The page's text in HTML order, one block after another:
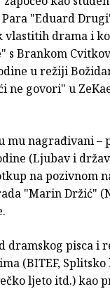
"Eduard
vlastitih drama i
s Brankom
u režiji
ne govori" u
mu nagrađivani
(Ljubav i
na pozivnom
"Marin Držić"
dramskog pisca i
(BITEF,
ljeto itd.) kao